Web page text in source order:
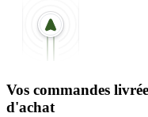
Vos commandes
d'achat